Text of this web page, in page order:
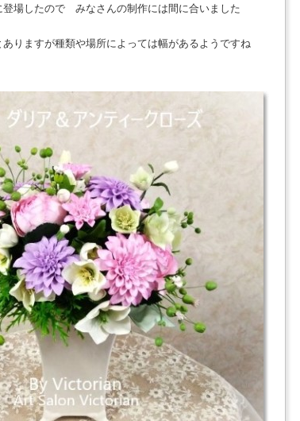
登場したので みなさんの制作には間に合いました
りますが種類や場所によっては幅があるようですね